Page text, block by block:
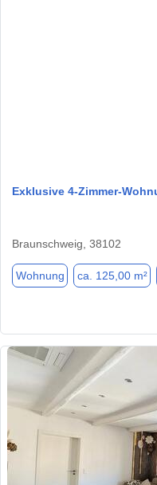
Exklusive 4-Zimmer-
Braunschweig, 38102
Wohnung ca. 125,00 m²